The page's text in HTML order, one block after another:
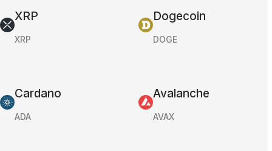
XRP
XRP
Dogecoin
DOGE
Cardano
ADA
Avalanche
AVAX